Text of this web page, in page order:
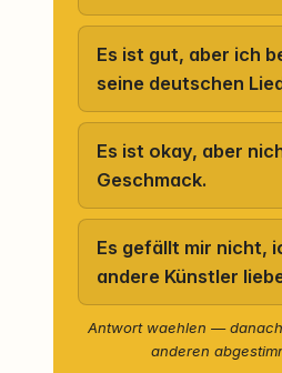
Es ist gut, aber ich
seine deutschen
Es ist okay, aber
Geschmack.
Es gefällt mir nicht,
andere Künstler
Antwort waehlen — danach siehst du, wie die
anderen